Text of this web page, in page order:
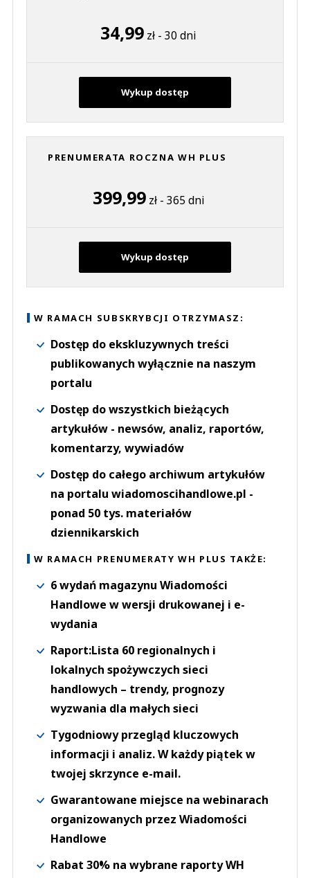
34,99 zł - 30 dni
Wykup dostęp
PRENUMERATA ROCZNA WH PLUS
399,99zł - 365 dni
Wykup dostęp
W RAMACH SUBSKRYBCJI OTRZYMASZ:
Dostęp do ekskluzywnych treści
publikowanych wyłącznie na naszym
portalu
Dostęp do wszystkich bieżących
artykułów - newsów, analiz, raportów,
komentarzy, wywiadów
Dostęp do całego archiwum artykułów
na portalu wiadomoscihandlowe.pl -
ponad 50 tys. materiałów
dziennikarskich
W RAMACH PRENUMERATY WH PLUS TAKŻE:
6 wydań magazynu Wiadomości
Handlowe w wersji drukowanej i e-
wydania
Raport:Lista 60 regionalnych i
lokalnych spożywczych sieci
handlowych – trendy, prognozy
wyzwania dla małych sieci
Tygodniowy przegląd kluczowych
informacji i analiz. W każdy piątek w
twojej skrzynce e-mail.
Gwarantowane miejsce na webinarach
organizowanych przez Wiadomości
Handlowe
Rabat 30% na wybrane raporty WH